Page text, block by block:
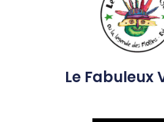
Le Fabuleux